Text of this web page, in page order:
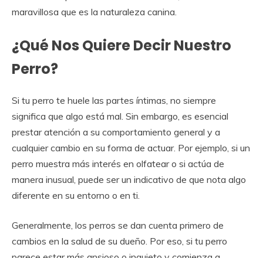
maravillosa que es la naturaleza canina.
¿Qué Nos Quiere Decir Nuestro
Perro?
Si tu perro te huele las partes íntimas, no siempre
significa que algo está mal. Sin embargo, es esencial
prestar atención a su comportamiento general y a
cualquier cambio en su forma de actuar. Por ejemplo, si un
perro muestra más interés en olfatear o si actúa de
manera inusual, puede ser un indicativo de que nota algo
diferente en su entorno o en ti.
Generalmente, los perros se dan cuenta primero de
cambios en la salud de su dueño. Por eso, si tu perro